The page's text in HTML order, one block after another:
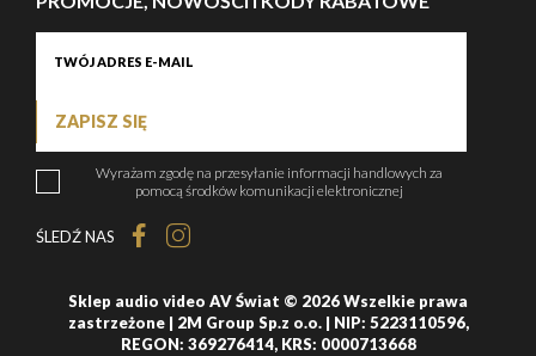
ZAPISZ SIĘ
Wyrażam zgodę na przesyłanie informacji handlowych za
pomocą środków komunikacji elektronicznej
ŚLEDŹ NAS
Sklep audio video AV Świat © 2026 Wszelkie prawa
zastrzeżone | 2M Group Sp.z o.o. | NIP: 5223110596,
REGON: 369276414, KRS: 0000713668